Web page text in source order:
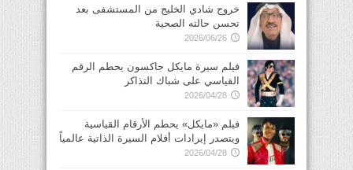
خروج شادي الخليج من المستشفى بعد
تحسن حالته الصحية
2026/06/26
فيلم سيرة مايكل جاكسون يحطم الرقم
القياسي على شباك التذاكر
2026/04/28
فيلم «مايكل» يحطم الأرقام القياسية
ويتصدر إيرادات أفلام السيرة الذاتية عالمياً
2026/04/28